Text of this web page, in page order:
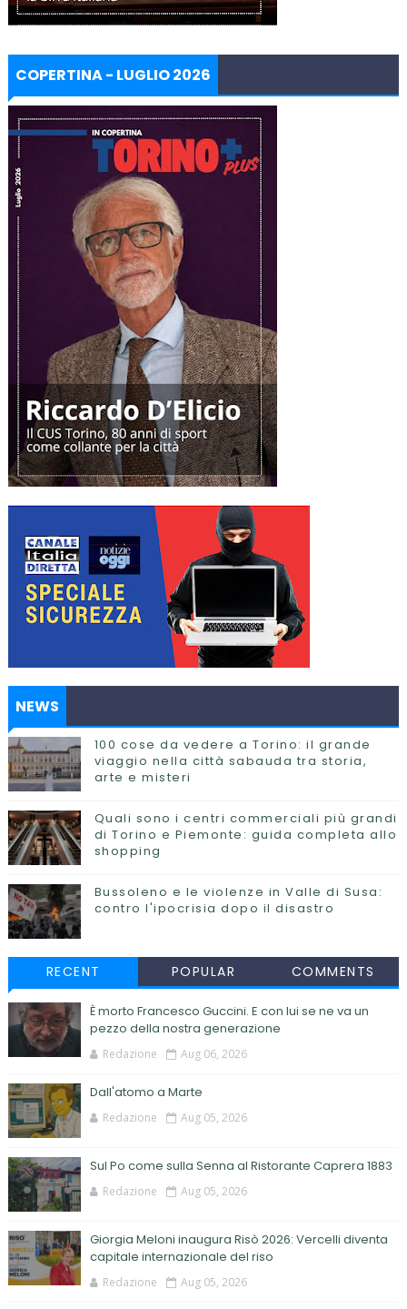
COPERTINA - LUGLIO 2026
NEWS
100 cose da vedere a Torino: il grande
viaggio nella città sabauda tra storia,
arte e misteri
Quali sono i centri commerciali più grandi
di Torino e Piemonte: guida completa allo
shopping
Bussoleno e le violenze in Valle di Susa:
contro l'ipocrisia dopo il disastro
RECENT POPULAR COMMENTS
È morto Francesco Guccini. E con lui se ne va un
pezzo della nostra generazione
Redazione Aug 06, 2026
Dall'atomo a Marte
Redazione Aug 05, 2026
Sul Po come sulla Senna al Ristorante Caprera 1883
Redazione Aug 05, 2026
Giorgia Meloni inaugura Risò 2026: Vercelli diventa
capitale internazionale del riso
Redazione Aug 05, 2026